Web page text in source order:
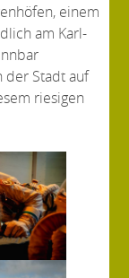
einem
am Karl-
der Stadt auf
riesigen